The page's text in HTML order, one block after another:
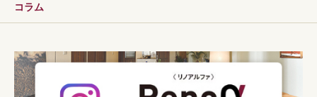
コラム